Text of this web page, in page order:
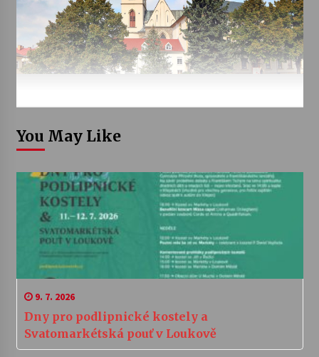
You May Like
9. 7. 2026
Dny pro podlipnické kostely a
Svatomarkétská pouť v Loukově